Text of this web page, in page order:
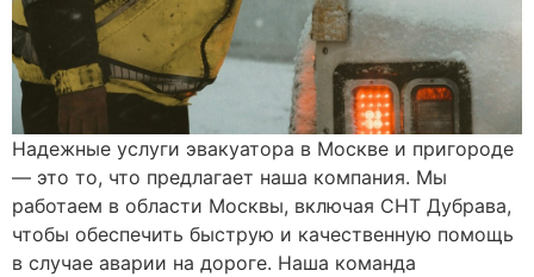
Надежные услуги эвакуатора в Москве и пригороде
— это то, что предлагает наша компания. Мы
работаем в области Москвы, включая СНТ Дубрава,
чтобы обеспечить быструю и качественную помощь
в случае аварии на дороге. Наша команда